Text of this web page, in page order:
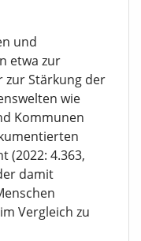
und
etwa zur
zur Stärkung der
wie
Kommunen
(2022: 4.363,
damit
Vergleich zu